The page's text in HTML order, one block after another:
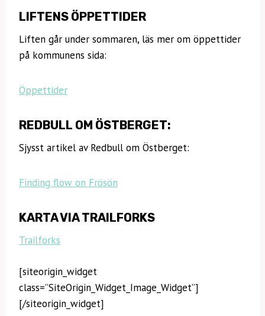
LIFTENS ÖPPETTIDER
Liften går under sommaren, läs mer om öppettider
på kommunens sida:
Öppettider
REDBULL OM ÖSTBERGET:
Sjysst artikel av Redbull om Östberget:
Finding flow on Frösön
KARTA VIA TRAILFORKS
Trailforks
[siteorigin_widget
class=”SiteOrigin_Widget_Image_Widget”]
[/siteorigin_widget]